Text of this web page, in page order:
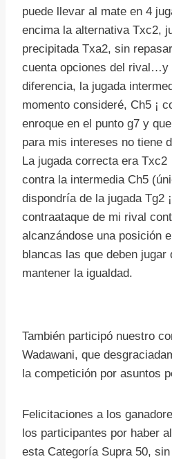
puede llevar al mate en 4
encima la alternativa Txc2,
precipitada Txa2, sin
cuenta opciones del rival…y
diferencia, la jugada
momento consideré, Ch5 ¡
enroque en el punto g7 y
para mis intereses no tiene
La jugada correcta era Txc2
contra la intermedia Ch5
dispondría de la jugada Tg2
contraataque de mi rival
alcanzándose una posición
blancas las que deben
mantener la igualdad.
También participó nuestro
Wadawani, que
la competición por asuntos
Felicitaciones a los
los participantes por haber
esta Categoría Supra 50,